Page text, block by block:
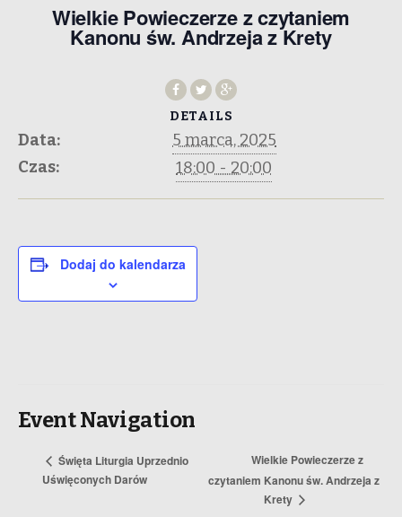
Wielkie Powieczerze z czytaniem
Kanonu św. Andrzeja z Krety
DETAILS
Data:
5 marca, 2025
Czas:
18:00 - 20:00
Dodaj do kalendarza
Event Navigation
Święta Liturgia Uprzednio
Uświęconych Darów
Wielkie Powieczerze z
czytaniem Kanonu św. Andrzeja z
Krety